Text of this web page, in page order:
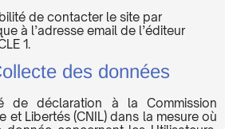
de contacter le site par
à l’adresse email de l’éditeur
1.
des données
de déclaration à la Commission
et Libertés (CNIL) dans la mesure où